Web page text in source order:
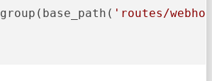
group(base_path( 'routes/